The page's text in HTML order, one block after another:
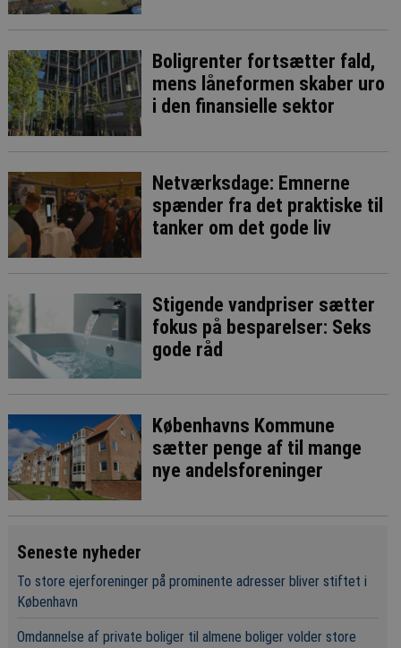
Boligrenter fortsætter fald,
mens låneformen skaber uro
i den finansielle sektor
Netværksdage: Emnerne
spænder fra det praktiske til
tanker om det gode liv
Stigende vandpriser sætter
fokus på besparelser: Seks
gode råd
Københavns Kommune
sætter penge af til mange
nye andelsforeninger
Seneste nyheder
To store ejerforeninger på prominente adresser bliver stiftet i
København
Omdannelse af private boliger til almene boliger volder store